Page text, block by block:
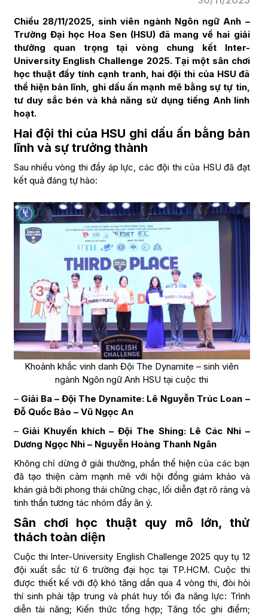
Chiều 28/11/2025, sinh viên ngành Ngôn ngữ Anh –
Trường Đại học Hoa Sen (HSU) đã mang về hai giải
thưởng quan trọng tại vòng chung kết Inter-
University English Challenge 2025. Tại một sân chơi
học thuật đầy tính cạnh tranh, hai đội thi của HSU đã
thể hiện bản lĩnh, ghi dấu ấn mạnh mẽ bằng sự tự tin,
tư duy sắc bén và khả năng sử dụng tiếng Anh linh
hoạt.
Hai đội thi của HSU ghi dấu ấn bằng bản
lĩnh và sự trưởng thành
Sau nhiều vòng thi đầy áp lực, các đội thi của HSU đã đạt
kết quả đáng tự hào:
Khoảnh khắc vinh danh Đội The Dynamite – sinh viên
ngành Ngôn ngữ Anh HSU tại cuộc thi
– Giải Ba – Đội The Dynamite: Lê Nguyễn Trúc Loan –
Đỗ Quốc Bảo – Vũ Ngọc An
– Giải Khuyến khích – Đội The Shing: Lê Các Nhi –
Dương Ngọc Nhi – Nguyễn Hoàng Thanh Ngân
Không chỉ dừng ở giải thưởng, phần thể hiện của các bạn
đã tạo thiện cảm mạnh mẽ với hội đồng giám khảo và
khán giả bởi phong thái chững chạc, lối diễn đạt rõ ràng và
tinh thần tương tác nhóm đầy ăn ý.
Sân chơi học thuật quy mô lớn, thử
thách toàn diện
Cuộc thi Inter-University English Challenge 2025 quy tụ 12
đội xuất sắc từ 6 trường đại học tại TP.HCM. Cuộc thi
được thiết kế với độ khó tăng dần qua 4 vòng thi, đòi hỏi
thí sinh phải tập trung và phát huy tối đa năng lực: Trình
diễn tài năng; Kiến thức tổng hợp; Tăng tốc ghi điểm;